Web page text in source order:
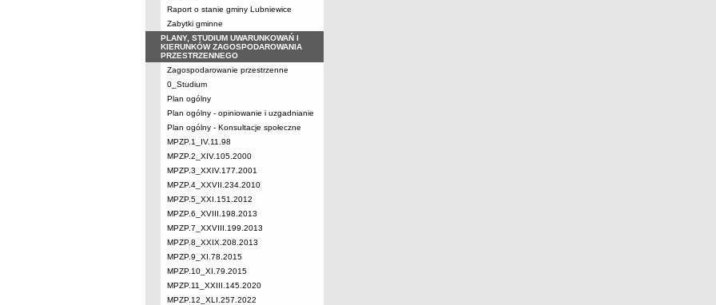
Raport o stanie gminy Lubniewice
Zabytki gminne
PLANY, STUDIUM UWARUNKOWAŃ I
KIERUNKÓW ZAGOSPODAROWANIA
PRZESTRZENNEGO
Zagospodarowanie przestrzenne
0_Studium
Plan ogólny
Plan ogólny - opiniowanie i uzgadnianie
Plan ogólny - Konsultacje społeczne
MPZP.1_IV.11.98
MPZP.2_XIV.105.2000
MPZP.3_XXIV.177.2001
MPZP.4_XXVII.234.2010
MPZP.5_XXI.151.2012
MPZP.6_XVIII.198.2013
MPZP.7_XXVIII.199.2013
MPZP.8_XXIX.208.2013
MPZP.9_XI.78.2015
MPZP.10_XI.79.2015
MPZP.11_XXIII.145.2020
MPZP.12_XLI.257.2022